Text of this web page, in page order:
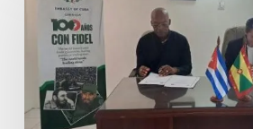
Granada
cooperación
materia